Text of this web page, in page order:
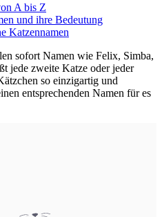
A bis Z
und ihre Bedeutung
Katzennamen
sofort Namen wie Felix, Simba,
jede zweite Katze oder jeder
so einzigartig und
entsprechenden Namen für es